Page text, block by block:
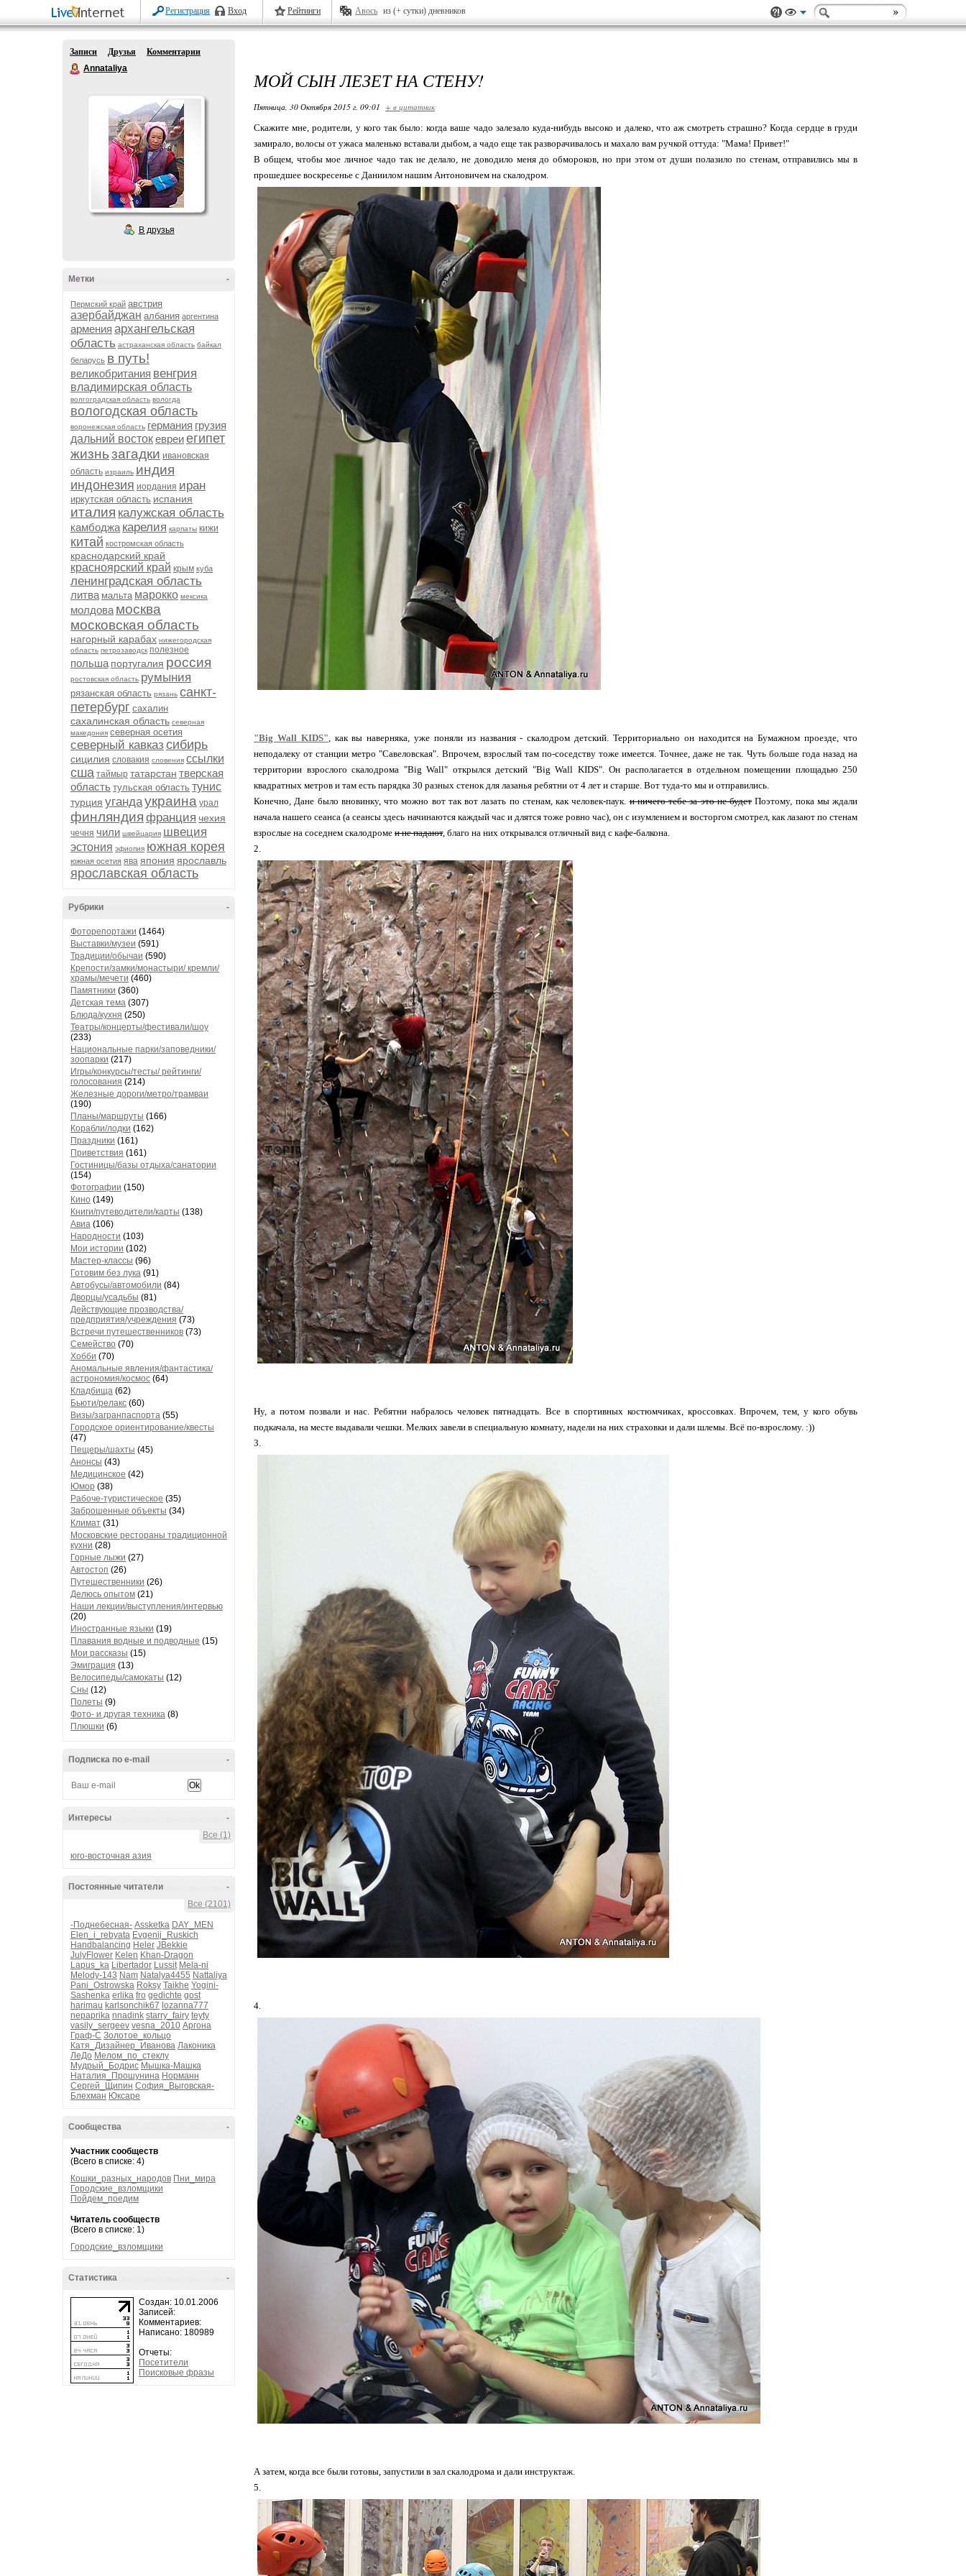
Регистрация Вход Рейтинги Авось из (+ сутки) дневников
Записи Друзья
Комментарии
Annataliya
В друзья
-
Метки
Пермский край австрия
азербайджан албания аргентина
армения архангельская
область астраханская область байкал
беларусь в путь!
великобритания венгрия
владимирская область
волгоградская область вологда
вологодская область
воронежская область германия грузия
дальний востокевреиегипет
жизньзагадки ивановская
область израиль индия
индонезия иордания иран
иркутская область испания
италия калужская область
камбоджа карелия карпаты кижи
китай костромская область
краснодарский край
красноярский край крым куба
ленинградская область
литва мальта марокко мексика
молдова москва
московская область
нагорный карабах нижегородская
область петрозаводск полезное
польша португалия россия
ростовская область румыния
рязанская область рязань санкт-
петербург сахалин
сахалинская область северная
македония северная осетия
северный кавказ сибирь
сицилия словакия словения ссылки
сша таймыр татарстан тверская
область тульская область тунис
турция угандаукраина урал
финляндия франция чехия
чечня чили швейцария швеция
эстония эфиопия южная корея
южная осетия ява япония ярославль
ярославская область
-
Рубрики
Фоторепортажи (1464)
Выставки/музеи (591)
Традиции/обычаи (590)
Крепости/замки/монастыри/ кремли/
храмы/мечети (460)
Памятники (360)
Детская тема (307)
Блюда/кухня (250)
Театры/концерты/фестивали/шоу
(233)
Национальные парки/заповедники/
зоопарки (217)
Игры/конкурсы/тесты/ рейтинги/
голосования (214)
Железные дороги/метро/трамваи
(190)
Планы/маршруты (166)
Корабли/лодки (162)
Праздники (161)
Приветствия (161)
Гостиницы/базы отдыха/санатории
(154)
Фотографии (150)
Кино (149)
Книги/путеводители/карты (138)
Авиа (106)
Народности (103)
Мои истории (102)
Мастер-классы (96)
Готовим без лука (91)
Автобусы/автомобили (84)
Дворцы/усадьбы (81)
Действующие прозводства/
предприятия/учреждения (73)
Встречи путешественников (73)
Семейство (70)
Хобби (70)
Аномальные явления/фантастика/
астрономия/космос (64)
Кладбища (62)
Бьюти/релакс (60)
Визы/загранпаспорта (55)
Городское ориентирование/квесты
(47)
Пещеры/шахты (45)
Анонсы (43)
Медицинское (42)
Юмор (38)
Рабоче-туристическое (35)
Заброшенные объекты (34)
Климат (31)
Московские рестораны традиционной
кухни (28)
Горные лыжи (27)
Автостоп (26)
Путешественники (26)
Делюсь опытом (21)
Наши лекции/выступления/интервью
(20)
Иностранные языки (19)
Плавания водные и подводные (15)
Мои рассказы (15)
Эмиграция (13)
Велосипеды/самокаты (12)
Сны (12)
Полеты (9)
Фото- и другая техника (8)
Плюшки (6)
-
Подписка по e-mail
-
Интересы
Все (1)
юго-восточная азия
-
Постоянные читатели
Все (2101)
-Поднебесная- Assketka DAY_MEN
Elen_i_rebyata Evgenij_Ruskich
Handbalancing Heler JBekkie
JulyFlower Kelen Khan-Dragon
Lapus_ka Libertador Lussit Mela-ni
Melody-143 Nam Natalya4455 Nattaliya
Pani_Ostrowska Roksy Taikhe Yogini-
Sashenka erlika fro gedichte gost
harimau karlsonchik67 lozanna777
nepaprika nnadink starry_fairy teyty
vasily_sergeev vesna_2010 Аргона
Граф-С Золотое_кольцо
Катя_Дизайнер_Иванова Лаконика
ЛеДо Мелом_по_стеклу
Мудрый_Бодрис Мышка-Машка
Наталия_Прошунина Норманн
Сергей_Щипин София_Выговская-
Блехман Юксаре
-
Сообщества
Участник сообществ
(Всего в списке: 4)
Кошки_разных_народов Пни_мира
Городские_взломщики
Пойдем_поедим
Читатель сообществ
(Всего в списке: 1)
Городские_взломщики
-
Статистика
Создан: 10.01.2006
Записей:
Комментариев:
Написано: 180989
Отчеты:
Посетители
Поисковые фразы
МОЙ СЫН ЛЕЗЕТ НА СТЕНУ!
Пятница, 30 Октября 2015 г. 09:01 + в цитатник
Скажите мне, родители, у кого так было: когда ваше чадо залезало куда-нибудь высоко и далеко, что аж смотреть страшно? Когда сердце в груди
замирало, волосы от ужаса маленько вставали дыбом, а чадо еще так разворачивалось и махало вам ручкой оттуда: "Мама! Привет!"
В общем, чтобы мое личное чадо так не делало, не доводило меня до обмороков, но при этом от души полазило по стенам, отправились мы в
прошедшее воскресенье с Даниилом нашим Антоновичем на скалодром.
"Big Wall KIDS", как вы наверняка, уже поняли из названия - скалодром детский. Территориально он находится на Бумажном проезде, что
неподалеку от станции метро "Савеловская". Впрочем, взрослый там по-соседству тоже имеется. Точнее, даже не так. Чуть больше года назад на
территории взрослого скалодрома "Big Wall" открылся детский "Big Wall KIDS". Он располагается в отдельном помещении площадью 250
квадратных метров и там есть парядка 30 разных стенок для лазанья ребятни от 4 лет и старше. Вот туда-то мы и отправились.
Конечно, Дане было вновинку, что можно вот так вот лазать по стенам, как человек-паук.и ничего тебе за это не будет Поэтому, пока мы ждали
начала нашего сеанса (а сеансы здесь начинаются каждый час и длятся тоже ровно час), он с изумлением и восторгом смотрел, как лазают по стенам
взрослые на соседнем скалодроме и не падают, благо на них открывался отличный вид с кафе-балкона.
2.
Ну, а потом позвали и нас. Ребятни набралось человек пятнадцать. Все в спортивных костюмчиках, кроссовках. Впрочем, тем, у кого обувь
подкачала, на месте выдавали чешки. Мелких завели в специальную комнату, надели на них страховки и дали шлемы. Всё по-взрослому. :))
3.
4.
А затем, когда все были готовы, запустили в зал скалодрома и дали инструктаж.
5.